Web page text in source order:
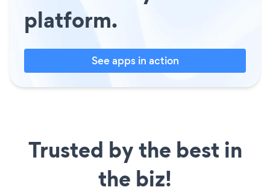
platform.
See apps in action
Trusted by the best in
the biz!